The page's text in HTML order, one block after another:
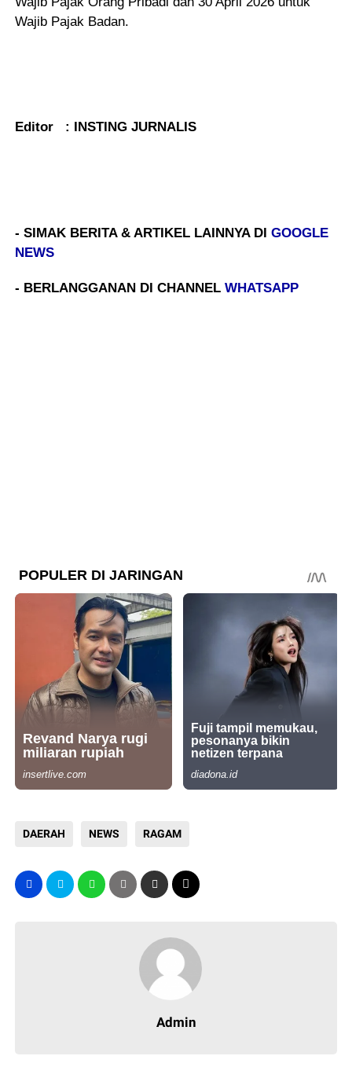
Wajib Pajak Badan.
Editor : INSTING JURNALIS
- SIMAK BERITA & ARTIKEL LAINNYA DIGOOGLE
NEWS
- BERLANGGANAN DI CHANNELWHATSAPP
DAERAH NEWS RAGAM
Admin